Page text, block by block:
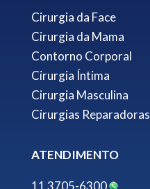
Cirurgia da Face
Cirurgia da Mama
Contorno Corporal
Cirurgia Íntima
Cirurgia Masculina
Cirurgias Reparadoras
ATENDIMENTO
11 3705-6300